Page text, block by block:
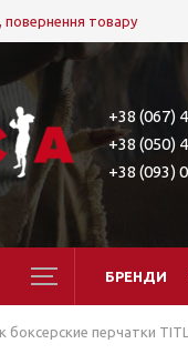
повернення товару
+38 (067)
+38 (050)
+38 (093)
БРЕНДИ
боксерские перчатки